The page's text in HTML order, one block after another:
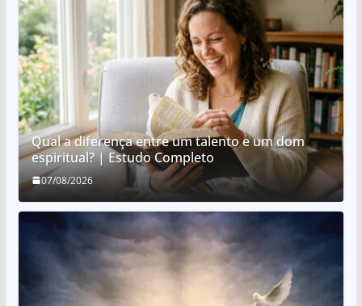
Qual a diferença entre um talento e um dom
espiritual? | Estudo Completo
07/08/2026